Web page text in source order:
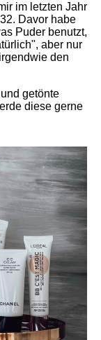
im letzten Jahr
Davor habe
Puder benutzt,
aber nur
den
getönte
diese gerne